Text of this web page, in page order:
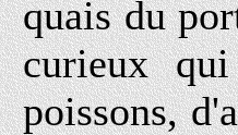
quais du
curieux qui
poissons,